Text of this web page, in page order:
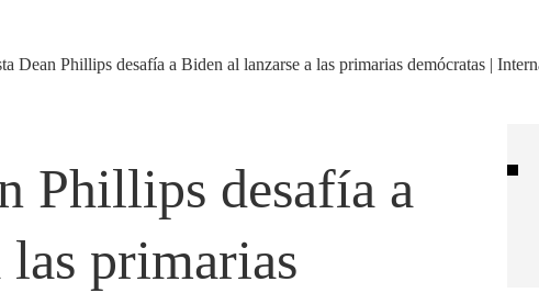
Phillips desafía a
primarias